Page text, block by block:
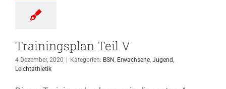
Trainingsplan Teil V
4 Dezember, 2020 Kategorien: BSN, Erwachsene, Jugend,
Leichtathletik